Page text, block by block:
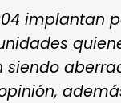
implantan